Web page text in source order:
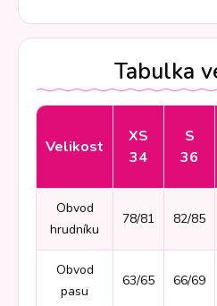
Tabulka
Velikost
XS
34
S
36
Obvod
hrudníku
78/81 82/85
Obvod
pasu
63/65 66/69